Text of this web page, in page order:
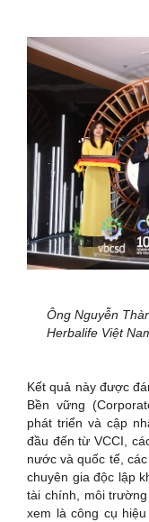
Ông Nguyễn
Herbalife Việt
Kết quả này được
Bền vững
phát triển và cập
đầu đến từ VCCI,
nước và quốc tế,
chuyên gia độc lập
tài chính, môi
xem là công cụ